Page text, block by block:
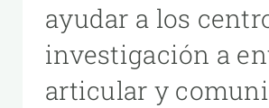
ayudar a los
investigación a
articular y